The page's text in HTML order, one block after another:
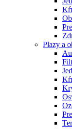
Plazy a